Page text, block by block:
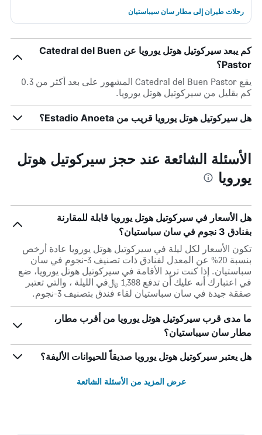
رحلات طيران إلى مطار سان سيباستيان
كم يبعد سيركوتيل هوتل يورويا عن Catedral del Buen
Pastor؟
يقع Catedral del Buen Pastor المشهور على بعد أكثر من 0.3
كم بقليل من سيركوتيل هوتل يورويا.
هل سيركوتيل هوتل يورويا قريب من Estadio Anoeta؟
الأسئلة الشائعة عند حجز سيركوتيل هوتل
يورويا
هل الأسعار في سيركوتيل هوتل يورويا قابلة للمقارنة
بفنادق 3 نجوم في سان سباستيان؟
تكون الأسعار لكل ليلة في سيركوتيل هوتل يورويا عادة أرخص
بنسبة 20% عن المعدل لفنادق ذات تصنيف 3-نجوم في سان
سباستيان. إذا كنت تريد الأقامة في سيركوتيل هوتل يورويا، ضع
في اعتبارك أنه عليك أن تدفع 1,388 ﷼في الليلة ، والتي تعتبر
صفقة جيدة في سان سباستيان لقاء فندق بتصنيف 3-نجوم.
ما مدى قرب سيركوتيل هوتل يورويا من أقرب مطار،
مطار سان سيباستيان؟
هل يعتبر سيركوتيل هوتل يورويا صديقاً للحيوانات الأليفة؟
عرض المزيد من الأسئلة الشائعة